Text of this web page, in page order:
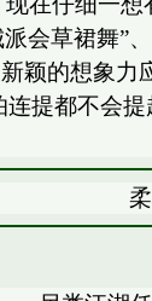
会草裙舞”
新颖的想
提都不会